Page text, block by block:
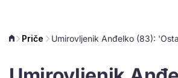
Priče